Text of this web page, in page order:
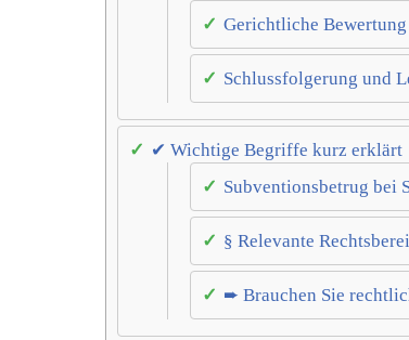
Gerichtliche
Schlussfolgerung und
✔ Wichtige Begriffe kurz erklärt
Subventionsbetrug bei
§ Relevante
➨ Brauchen Sie